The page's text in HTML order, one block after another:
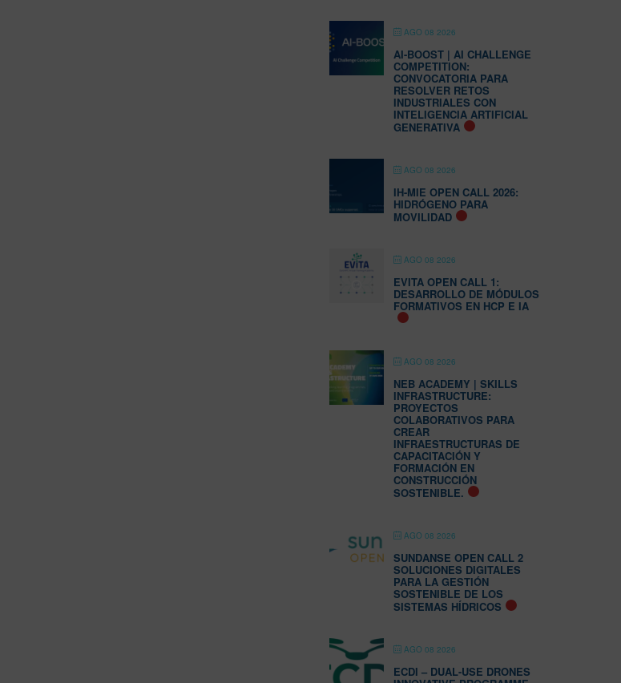
AGO 08 2026
AI-BOOST | AI CHALLENGE
COMPETITION:
CONVOCATORIA PARA
RESOLVER RETOS
INDUSTRIALES CON
INTELIGENCIA ARTIFICIAL
GENERATIVA
AGO 08 2026
IH-MIE OPEN CALL 2026:
HIDRÓGENO PARA
MOVILIDAD
AGO 08 2026
EVITA OPEN CALL 1:
DESARROLLO DE MÓDULOS
FORMATIVOS EN HCP E IA
AGO 08 2026
NEB ACADEMY | SKILLS
INFRASTRUCTURE:
PROYECTOS
COLABORATIVOS PARA
CREAR
INFRAESTRUCTURAS DE
CAPACITACIÓN Y
FORMACIÓN EN
CONSTRUCCIÓN
SOSTENIBLE.
AGO 08 2026
SUNDANSE OPEN CALL 2
SOLUCIONES DIGITALES
PARA LA GESTIÓN
SOSTENIBLE DE LOS
SISTEMAS HÍDRICOS
AGO 08 2026
ECDI – DUAL-USE DRONES